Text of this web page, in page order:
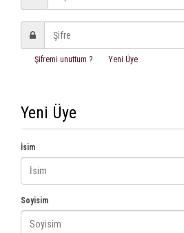
Şifremi unuttum ? Yeni Üye
Yeni Üye
İsim
Soyisim